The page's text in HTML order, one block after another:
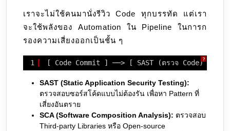
เราจะไม่ใช้คนมานั่งรีวิว Code ทุกบรรทัด แต่เรา
จะใช้พลังของ Automation ใน Pipeline ในการก
รองความเสี่ยงออกเป็นชั้น ๆ
?
1 [ Code Commit ] ──> [ SAST (ตรวจ Code) ]
SAST (Static Application Security Testing):
ตรวจสอบซอร์สโค้ดแบบไม่ต้องรัน เพื่อหา Pattern ที่
เสี่ยงอันตราย
SCA (Software Composition Analysis): ตรวจสอบ
Third-party Libraries หรือ Open-source